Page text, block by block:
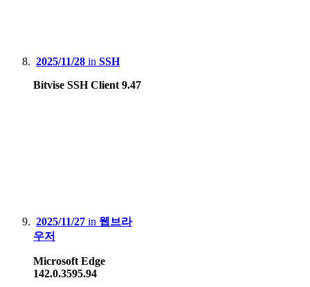
2025/11/28 in SSH
Bitvise SSH Client 9.47
2025/11/27 in 웹브라
우저
Microsoft Edge
142.0.3595.94